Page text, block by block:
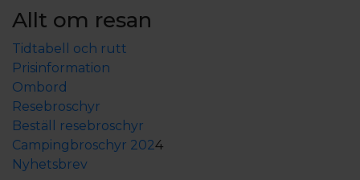
Allt om resan
Tidtabell och rutt
Prisinformation
Ombord
Resebroschyr
Beställ resebroschyr
Campingbroschyr 2024
Nyhetsbrev